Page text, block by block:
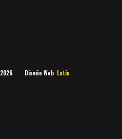
2026 Diseño Web Latín